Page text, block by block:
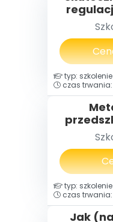
typ:
czas
typ:
czas trwania:
Jak